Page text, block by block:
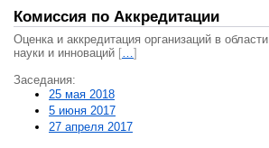
Комиссия по Аккредитации
Оценка и аккредитация организаций в области
науки и инноваций […]
Заседания:
25 мая 2018
5 июня 2017
27 апреля 2017